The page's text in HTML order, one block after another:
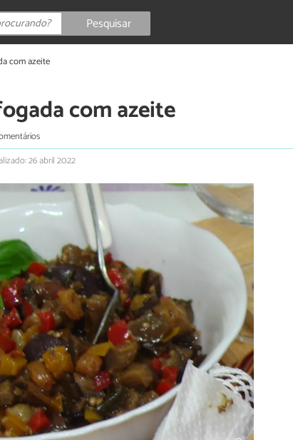
Pesquisar
com azeite
com azeite
26 abril 2022